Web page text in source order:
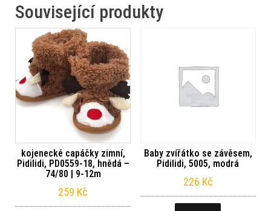
Související produkty
kojenecké capáčky zimní,
Pidilidi, PD0559-18, hnědá –
74/80 | 9-12m
259 Kč
Baby zvířátko se závěsem,
Pidilidi, 5005, modrá
226 Kč